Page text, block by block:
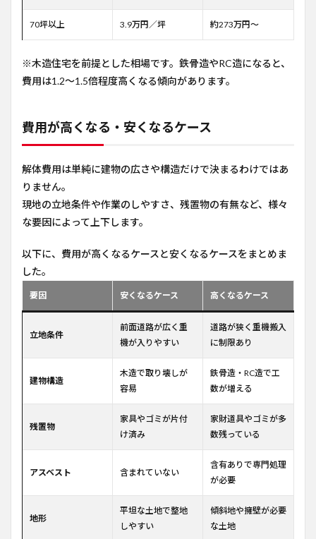
70坪以上 3.9万円／坪 約273万円〜
※木造住宅を前提とした相場です。鉄骨造やRC造になると、
費用は1.2〜1.5倍程度高くなる傾向があります。
費用が高くなる・安くなるケース
解体費用は単純に建物の広さや構造だけで決まるわけではあ
りません。
現地の立地条件や作業のしやすさ、残置物の有無など、様々
な要因によって上下します。
以下に、費用が高くなるケースと安くなるケースをまとめま
した。
要因 安くなるケース 高くなるケース
立地条件
前面道路が広く重
機が入りやすい
道路が狭く重機搬入
に制限あり
建物構造
木造で取り壊しが
容易
鉄骨造・RC造で工
数が増える
残置物
家具やゴミが片付
け済み
家財道具やゴミが多
数残っている
アスベスト 含まれていない
含有ありで専門処理
が必要
地形
平坦な土地で整地
しやすい
傾斜地や擁壁が必要
な土地